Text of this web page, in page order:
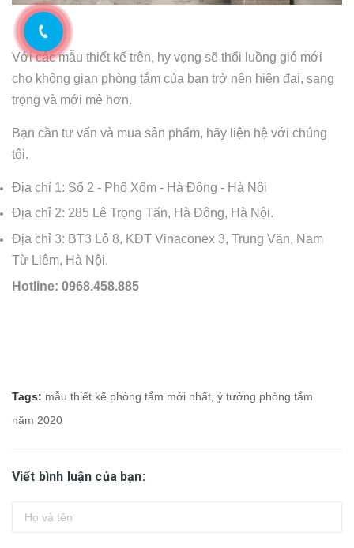
Với các mẫu thiết kế trên, hy vọng sẽ thổi luồng gió mới
cho không gian phòng tắm của bạn trở nên hiện đại, sang
trọng và mới mẻ hơn.
Bạn cần tư vấn và mua sản phẩm, hãy liện hệ với chúng
tôi.
Địa chỉ 1: Số 2 - Phố Xốm - Hà Đông - Hà Nội
Địa chỉ 2: 285 Lê Trọng Tấn, Hà Đông, Hà Nội.
Địa chỉ 3: BT3 Lô 8, KĐT Vinaconex 3, Trung Văn, Nam
Từ Liêm, Hà Nội.
Hotline: 0968.458.885
Tags: mẫu thiết kế phòng tắm mới nhất ý tưởng phòng tắm
năm 2020
Viết bình luận của bạn: